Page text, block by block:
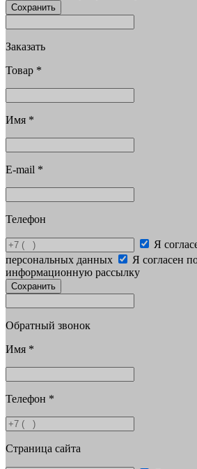
Сохранить
Заказать
Товар *
Имя *
E-mail *
Телефон
Я
персональных данных
Я согласен
информационную рассылку
Сохранить
Обратный звонок
Имя *
Телефон *
Страница сайта